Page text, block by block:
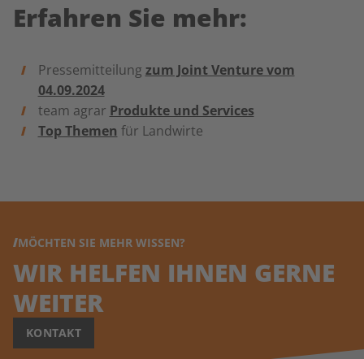
Erfahren Sie mehr:
Pressemitteilung zum Joint Venture vom
04.09.2024
team agrar Produkte und Services
Top Themen für Landwirte
MÖCHTEN SIE MEHR WISSEN?
WIR HELFEN IHNEN GERNE
WEITER
KONTAKT